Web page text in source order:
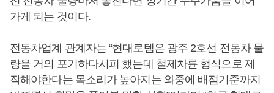
가게 되는 것이다.
전동차업계 관계자는 “현대로템은 광주 2호선 전동차 물
량을 거의 포기하다시피 했는데 철제차륜 형식으로 제
작해야한다는 목소리가 높아지는 와중에 배점기준까지